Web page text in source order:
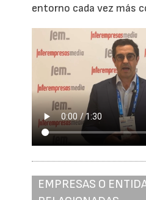
entorno cada vez más
EMPRESAS O